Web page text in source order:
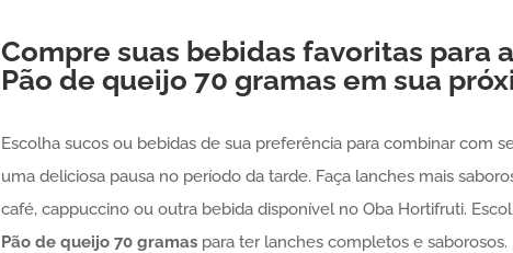
Compre suas bebidas favoritas para
Pão de queijo 70 gramas em sua
Escolha sucos ou bebidas de sua preferência para combinar com
uma deliciosa pausa no período da tarde. Faça lanches mais
café, cappuccino ou outra bebida disponível no Oba Hortifruti.
Pão de queijo 70 gramaspara ter lanches completos e saborosos.